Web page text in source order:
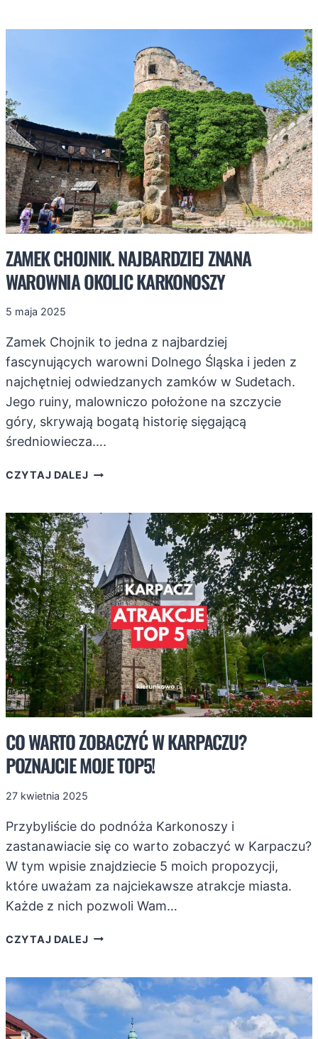
ATRAKCJE
MIEJSCA,
WARTO
POZNAĆ
ZAMEK CHOJNIK. NAJBARDZIEJ ZNANA
WAROWNIA OKOLIC KARKONOSZY
5 maja 2025
Zamek Chojnik to jedna z najbardziej
fascynujących warowni Dolnego Śląska i jeden z
najchętniej odwiedzanych zamków w Sudetach.
Jego ruiny, malowniczo położone na szczycie
góry, skrywają bogatą historię sięgającą
średniowiecza….
CZYTAJ DALEJZAMEK
ZNANA
WAROWNIA
OKOLIC
KARKONOSZY
CO WARTO ZOBACZYĆ W KARPACZU?
POZNAJCIE MOJE TOP5!
27 kwietnia 2025
Przybyliście do podnóża Karkonoszy i
zastanawiacie się co warto zobaczyć w Karpaczu?
W tym wpisie znajdziecie 5 moich propozycji,
które uważam za najciekawsze atrakcje miasta.
Każde z nich pozwoli Wam…
CZYTAJ DALEJCO
W
KARPACZU?
POZNAJCIE